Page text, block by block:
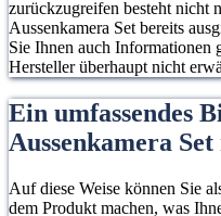
zurückzugreifen besteht nicht
Aussenkamera Set bereits
Sie Ihnen auch Informationen
Hersteller überhaupt nicht
Ein umfassendes
Aussenkamera Set
Auf diese Weise können Sie
dem Produkt machen, was